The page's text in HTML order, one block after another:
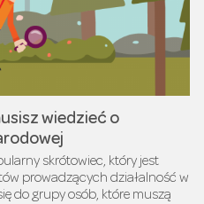
wiedzieć o
skrótowiec, który jest
prowadzących działalność w
do grupy osób, które muszą